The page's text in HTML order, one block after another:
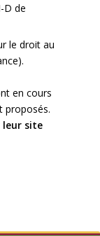
D de
le droit au
en cours
proposés.
leur site